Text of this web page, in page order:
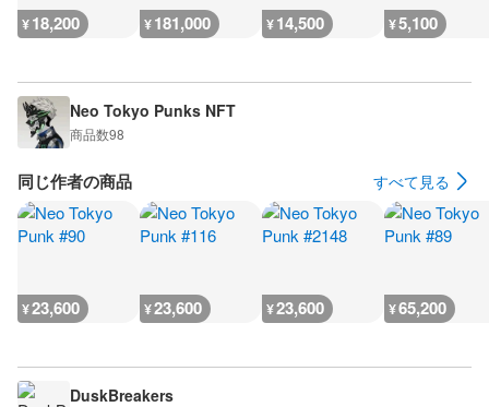
¥18,200 ¥181,000 ¥14,500 ¥5,100
Neo Tokyo Punks NFT
商品数98
同じ作者の商品 すべて見る
¥23,600 ¥23,600 ¥23,600 ¥65,200
DuskBreakers